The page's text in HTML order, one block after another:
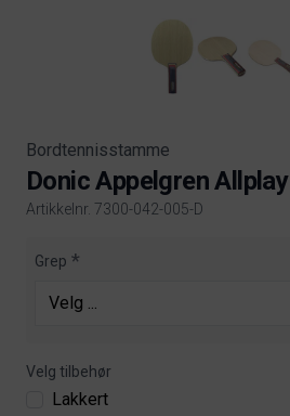
Bordtennisstamme
Donic Appelgren Allplay
Artikkelnr. 7300-042-005-D
Product information
Grep
Velg tilbehør
Lakkert